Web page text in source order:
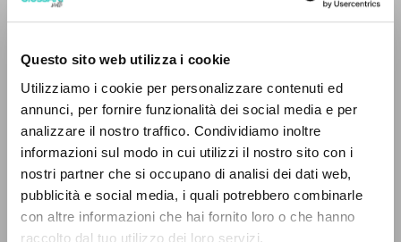
Questo sito web utilizza i cookie
Utilizziamo i cookie per personalizzare contenuti ed
annunci, per fornire funzionalità dei social media e per
analizzare il nostro traffico. Condividiamo inoltre
informazioni sul modo in cui utilizzi il nostro sito con i
nostri partner che si occupano di analisi dei dati web,
pubblicità e social media, i quali potrebbero combinarle
con altre informazioni che hai fornito loro o che hanno
raccolto dal tuo utilizzo dei loro servizi.
THE PROJECT